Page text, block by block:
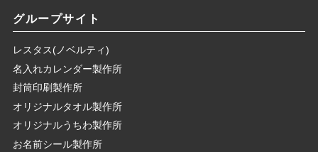
グループサイト
レスタス(ノベルティ)
名入れカレンダー製作所
封筒印刷製作所
オリジナルタオル製作所
オリジナルうちわ製作所
お名前シール製作所